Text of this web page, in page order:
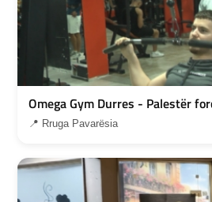
Omega Gym Durres - Palestër
📍 Rruga Pavarësia